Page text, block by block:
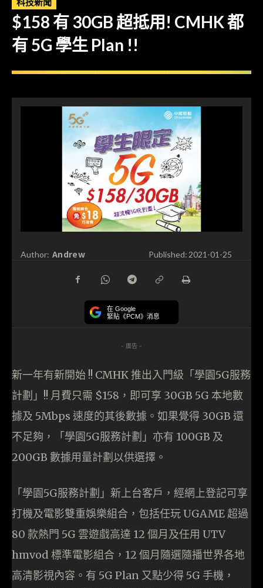
$158 有 30GB 超抵用! CMHK 都
有 5G 學生 Plan !!
Author: Andrew Published: 2021-01-25
在 Google
緊貼《PCM》消息
- 廣告 -
新一年有新開始 !! CMHK 推出入門級「學園5G服務
計劃」!! 月費只需 $158，即可享 30GB 5G 本地數
據及 5Mbps 速度的其後數據。如果覺得 30GB 還
不足夠，「學園5G服務計劃」亦有 100GB 及
200GB 數據用量計劃以供選擇。
「學園5G服務計劃」新上台客戶，經網上登記可享
打機及電影雙重娛樂組合，包括任玩 UGAME 超過
80 款熱門 5G 雲遊戲高達 12 個月及任用 UTV
hmvod 標準電影組合，12 個月隨選隨播世界各地
高清影視內容。有 5G Plan 又點少得 5G 手機，